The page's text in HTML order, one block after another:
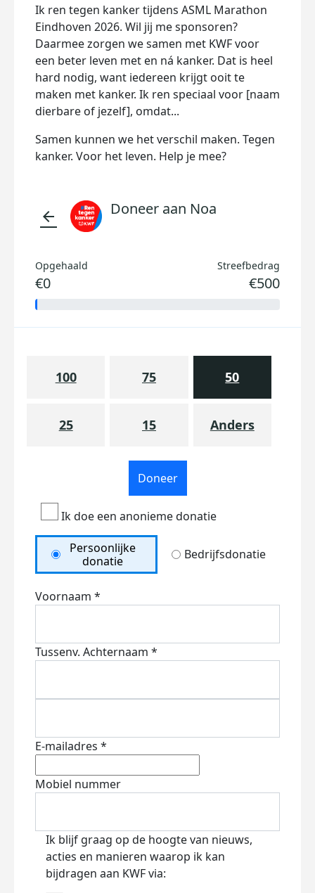
Ik ren tegen kanker tijdens ASML Marathon
Eindhoven 2026. Wil jij me sponsoren?
Daarmee zorgen we samen met KWF voor
een beter leven met en ná kanker. Dat is heel
hard nodig, want iedereen krijgt ooit te
maken met kanker. Ik ren speciaal voor [naam
dierbare of jezelf], omdat...
Samen kunnen we het verschil maken. Tegen
kanker. Voor het leven. Help je mee?
arrow_back Doneer aan Noa
Opgehaald
€0
Streefbedrag
€500
100 75 50
25 15 Anders
Doneer
Ik doe een anonieme donatie
Persoonlijke
donatie
Bedrijfsdonatie
Voornaam *
Tussenv. Achternaam *
E-mailadres *
Mobiel nummer
Ik blijf graag op de hoogte van nieuws,
acties en manieren waarop ik kan
bijdragen aan KWF via: